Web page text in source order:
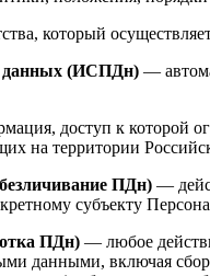
который
данных (ИСПДн) —
доступ к которой
на территории
ПДн) —
субъекту
ПДн) — любое
данными, включая